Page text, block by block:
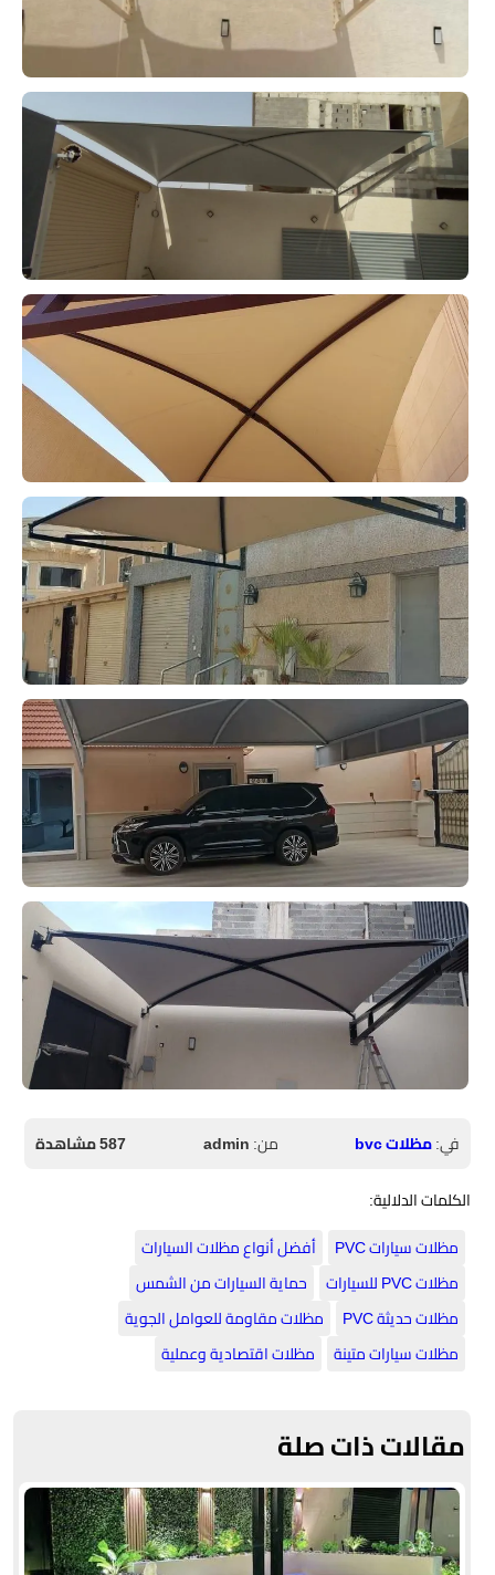
في:مظلات bvc من:admin
587 مشاهدة
الكلمات الدلالية:
مظلات سيارات PVC
أفضل أنواع مظلات السيارات
مظلات PVC للسيارات
حماية السيارات من الشمس
مظلات حديثة PVC
مظلات مقاومة للعوامل الجوية
مظلات سيارات متينة
مظلات اقتصادية وعملية
مقالات ذات صلة